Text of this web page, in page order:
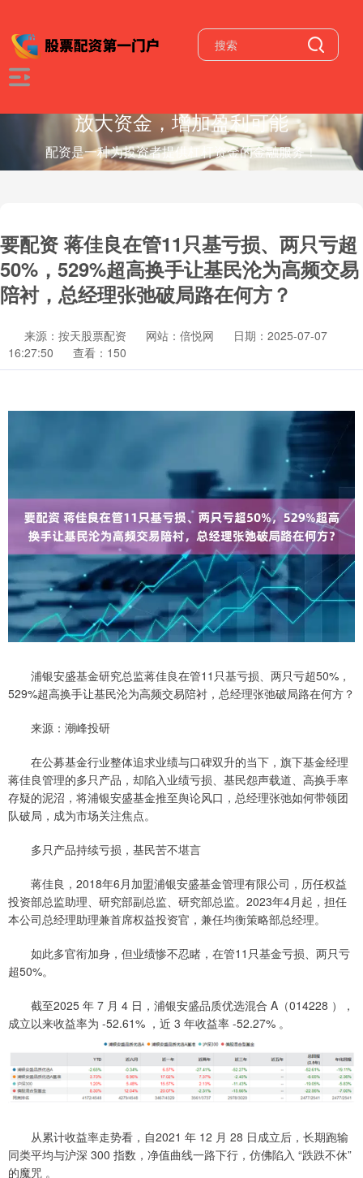
放大资金，增加盈利可能
配资是一种为投资者提供杠杆资金的金融服务！
要配资 蒋佳良在管11只基亏损、两只亏超
50%，529%超高换手让基民沦为高频交易
陪衬，总经理张弛破局路在何方？
来源：按天股票配资 网站：倍悦网
日期：2025-07-07
16:27:50
查看：150
浦银安盛基金研究总监蒋佳良在管11只基亏损、两只亏超50%，
529%超高换手让基民沦为高频交易陪衬，总经理张弛破局路在何方？
来源：潮峰投研
在公募基金行业整体追求业绩与口碑双升的当下，旗下基金经理
蒋佳良管理的多只产品，却陷入业绩亏损、基民怨声载道、高换手率
存疑的泥沼，将浦银安盛基金推至舆论风口，总经理张弛如何带领团
队破局，成为市场关注焦点。
多只产品持续亏损，基民苦不堪言
蒋佳良，2018年6月加盟浦银安盛基金管理有限公司，历任权益
投资部总监助理、研究部副总监、研究部总监。2023年4月起，担任
本公司总经理助理兼首席权益投资官，兼任均衡策略部总经理。
如此多官衔加身，但业绩惨不忍睹，在管11只基金亏损、两只亏
超50%。
截至2025 年 7 月 4 日，浦银安盛品质优选混合 A（014228 ），
成立以来收益率为 -52.61% ，近 3 年收益率 -52.27% 。
从累计收益率走势看，自2021 年 12 月 28 日成立后，长期跑输
同类平均与沪深 300 指数，净值曲线一路下行，仿佛陷入 “跌跌不休”
的魔咒 。